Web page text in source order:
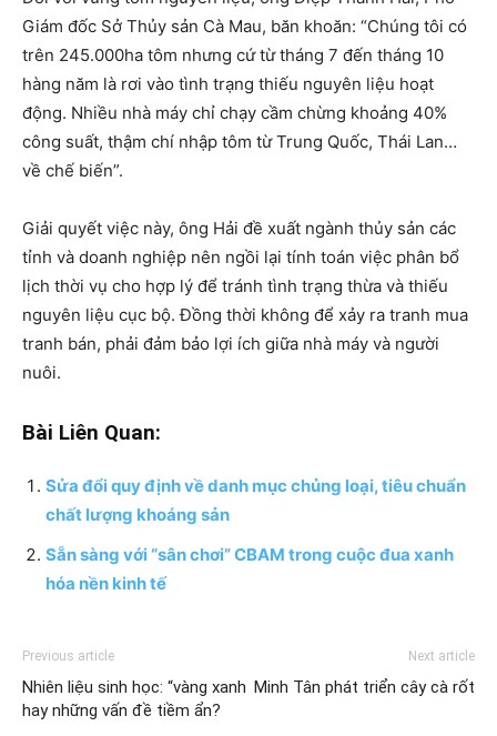
Giám đốc Sở Thủy sản Cà Mau, băn khoăn: “Chúng tôi có
trên 245.000ha tôm nhưng cứ từ tháng 7 đến tháng 10
hàng năm là rơi vào tình trạng thiếu nguyên liệu hoạt
động. Nhiều nhà máy chỉ chạy cầm chừng khoảng 40%
công suất, thậm chí nhập tôm từ Trung Quốc, Thái Lan…
về chế biến”.
Giải quyết việc này, ông Hải đề xuất ngành thủy sản các
tỉnh và doanh nghiệp nên ngồi lại tính toán việc phân bổ
lịch thời vụ cho hợp lý để tránh tình trạng thừa và thiếu
nguyên liệu cục bộ. Đồng thời không để xảy ra tranh mua
tranh bán, phải đảm bảo lợi ích giữa nhà máy và người
nuôi.
Bài Liên Quan:
Sửa đổi quy định về danh mục chủng loại, tiêu chuẩn
chất lượng khoáng sản
Sẵn sàng với “sân chơi” CBAM trong cuộc đua xanh
hóa nền kinh tế
Previous article
Nhiên liệu sinh học: “vàng xanh
hay những vấn đề tiềm ẩn?
Next article
Minh Tân phát triển cây cà rốt